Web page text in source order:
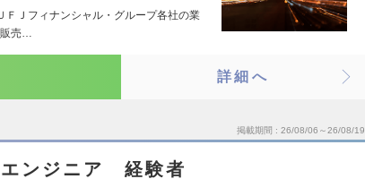
ＦＪフィナンシャル・グループ各社の業
売…
詳細へ
掲載期間 26/08/06～26/08/19
エンジニア 経験者